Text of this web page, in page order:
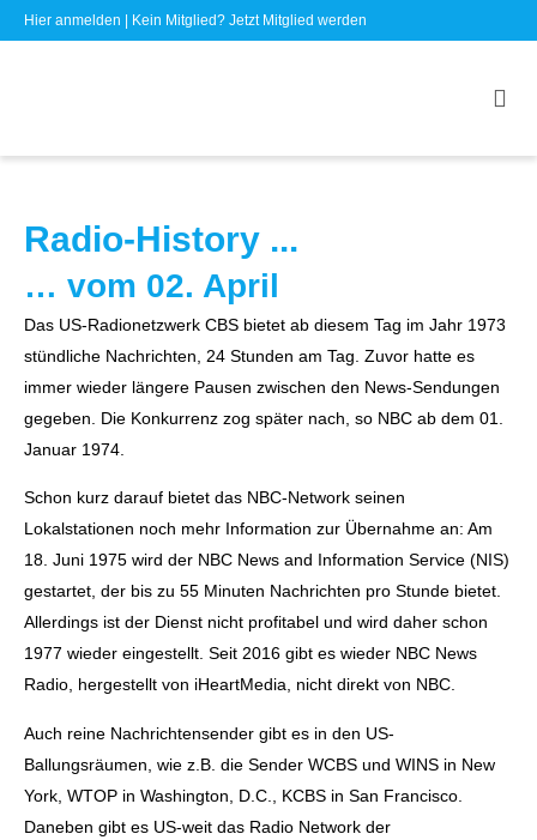
Hier anmelden | Kein Mitglied? Jetzt Mitglied werden
Radio-History ...
… vom 02. April
Das US-Radionetzwerk CBS bietet ab diesem Tag im Jahr 1973
stündliche Nachrichten, 24 Stunden am Tag. Zuvor hatte es
immer wieder längere Pausen zwischen den News-Sendungen
gegeben. Die Konkurrenz zog später nach, so NBC ab dem 01.
Januar 1974.
Schon kurz darauf bietet das NBC-Network seinen
Lokalstationen noch mehr Information zur Übernahme an: Am
18. Juni 1975 wird der NBC News and Information Service (NIS)
gestartet, der bis zu 55 Minuten Nachrichten pro Stunde bietet.
Allerdings ist der Dienst nicht profitabel und wird daher schon
1977 wieder eingestellt. Seit 2016 gibt es wieder NBC News
Radio, hergestellt von iHeartMedia, nicht direkt von NBC.
Auch reine Nachrichtensender gibt es in den US-
Ballungsräumen, wie z.B. die Sender WCBS und WINS in New
York, WTOP in Washington, D.C., KCBS in San Francisco.
Daneben gibt es US-weit das Radio Network der